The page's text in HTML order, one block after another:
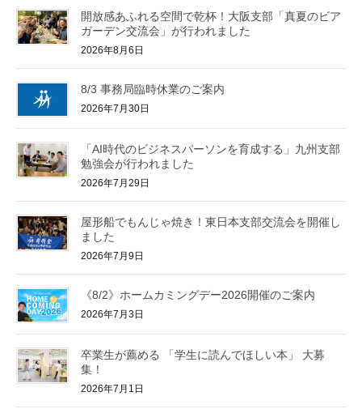
開放感あふれる空間で乾杯！大阪支部「真夏のビア
ガーデン交流会」が行われました
2026年8月6日
8/3 事務局臨時休業のご案内
2026年7月30日
「AI時代のビジネスパーソンを育成する」九州支部
勉強会が行われました
2026年7月29日
屋形船でもんじゃ焼き！東日本支部交流会を開催し
ました
2026年7月9日
《8/2》ホームカミングデー2026開催のご案内
2026年7月3日
卒業生が薦める 「学生に読んでほしい本」 大募
集！
2026年7月1日